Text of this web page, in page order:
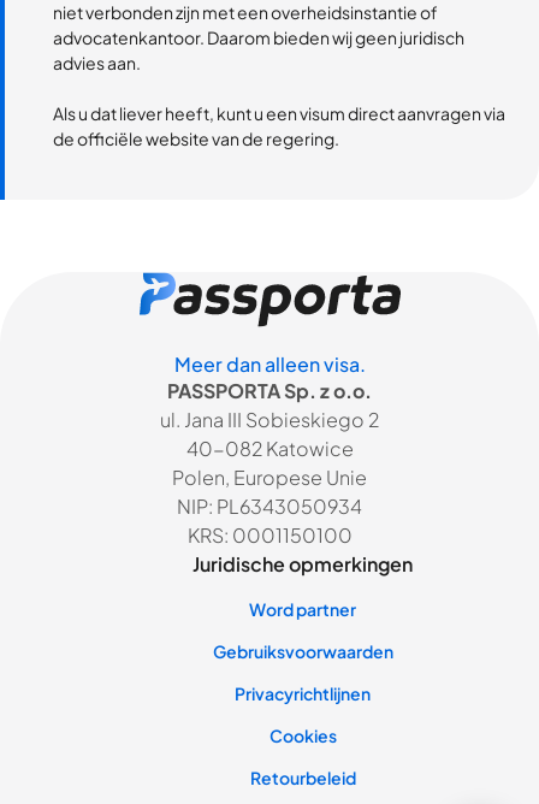
niet verbonden zijn met een overheidsinstantie of
advocatenkantoor. Daarom bieden wij geen juridisch
advies aan.
Als u dat liever heeft, kunt u een visum direct aanvragen via
de officiële website van de regering.
Meer dan alleen visa.
PASSPORTA Sp. z o.o.
ul. Jana III Sobieskiego 2
40-082 Katowice
Polen, Europese Unie
NIP: PL6343050934
KRS: 0001150100
Juridische opmerkingen
Word partner
Gebruiksvoorwaarden
Privacyrichtlijnen
Cookies
Retourbeleid